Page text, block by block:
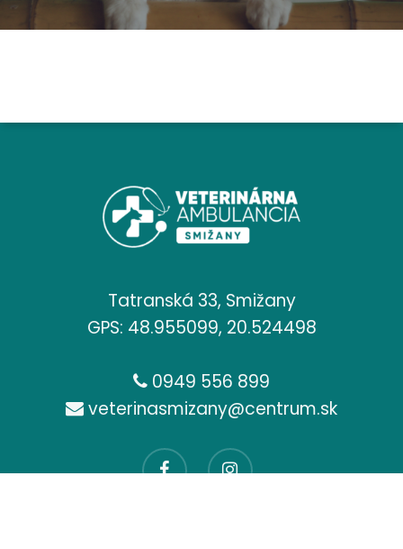
Tatranská 33, Smižany
GPS: 48.955099, 20.524498
0949 556 899
veterinasmizany@centrum.sk